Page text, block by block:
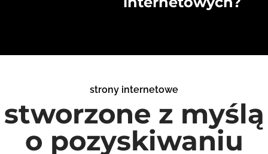
strony internetowe
stworzone z myślą
o pozyskiwaniu